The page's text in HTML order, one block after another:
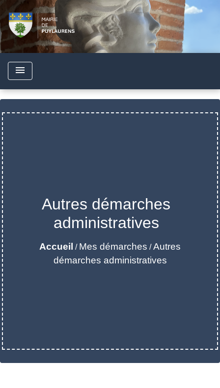
menu
Autres démarches
administratives
Accueil / Mes démarches /Autres
démarches administratives